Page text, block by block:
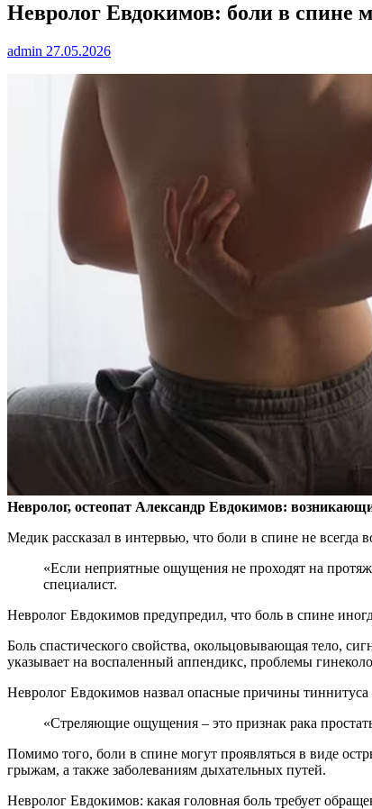
Невролог Евдокимов: боли в спине
admin 27.05.2026
Невролог, остеопат Александр Евдокимов:
Медик рассказал в интервью, что боли в спине не всегда
«Если неприятные ощущения не проходят на
специалист.
Невролог Евдокимов предупредил, что боль в спине
Боль спастического свойства, окольцовывающая тело,
указывает на воспаленный аппендикс, проблемы
Невролог Евдокимов назвал опасные причины тиннитуса
«Стреляющие ощущения – это признак рака
Помимо того, боли в спине могут проявляться в виде
грыжам, а также заболеваниям дыхательных путей.
Невролог Евдокимов: какая головная боль требует